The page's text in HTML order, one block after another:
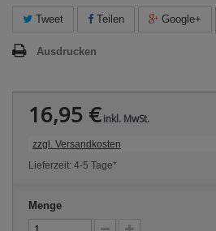
Tweet Teilen Google+
Ausdrucken
16,95 €inkl. MwSt.
zzgl. Versandkosten
Lieferzeit: 4-5 Tage*
Menge